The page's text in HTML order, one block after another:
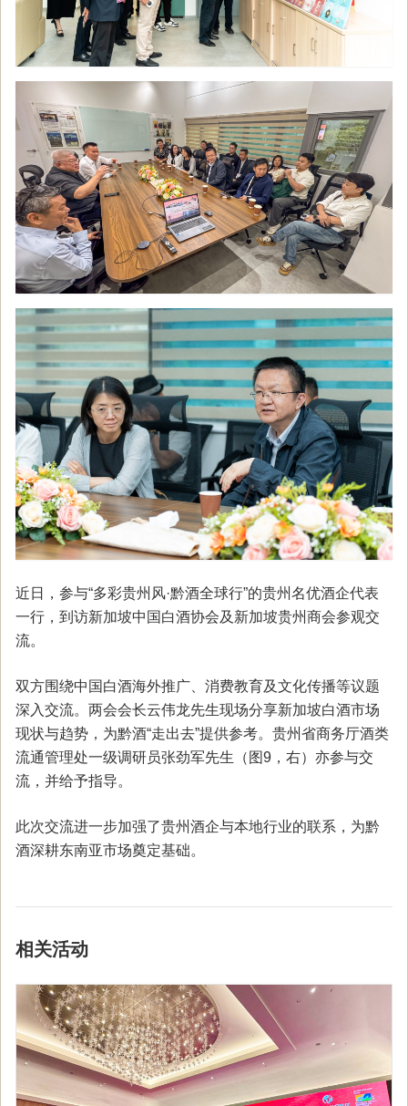
近日，参与“多彩贵州风·黔酒全球行”的贵州名优酒企代表
一行，到访新加坡中国白酒协会及新加坡贵州商会参观交
流。
双方围绕中国白酒海外推广、消费教育及文化传播等议题
深入交流。两会会长云伟龙先生现场分享新加坡白酒市场
现状与趋势，为黔酒“走出去”提供参考。贵州省商务厅酒类
流通管理处一级调研员张劲军先生（图9，右）亦参与交
流，并给予指导。
此次交流进一步加强了贵州酒企与本地行业的联系，为黔
酒深耕东南亚市场奠定基础。
相关活动